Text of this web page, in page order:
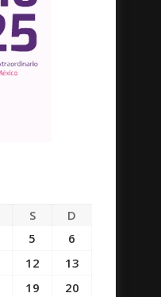
S
D
5
6
12
13
19
20